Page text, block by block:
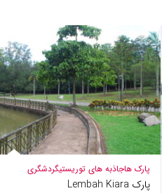
پارک هاجاذبه های توریستیگردشگری
پارک Lembah Kiara